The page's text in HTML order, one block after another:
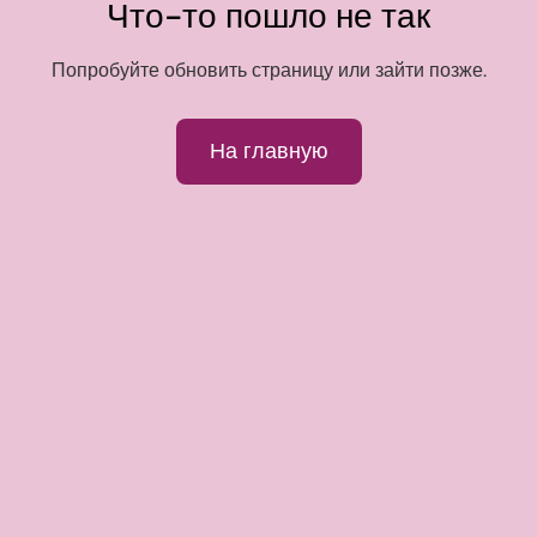
Что-то пошло не так
Попробуйте обновить страницу или зайти позже.
На главную